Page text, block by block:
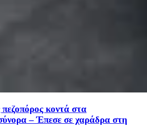
κοντά στα
– Έπεσε σε χαράδρα στη